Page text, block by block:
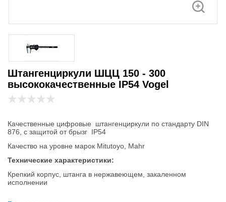
Штангенциркули ШЦЦ 150 - 300
высококачественные IP54 Vogel
Качественные цифровые штангенциркули по стандарту DIN
876, с защитой от брызг IP54
Качество на уровне марок Mitutoyo, Mahr
Технические характеристики:
Крепкий корпус, штанга в нержавеющем, закаленном
исполнении